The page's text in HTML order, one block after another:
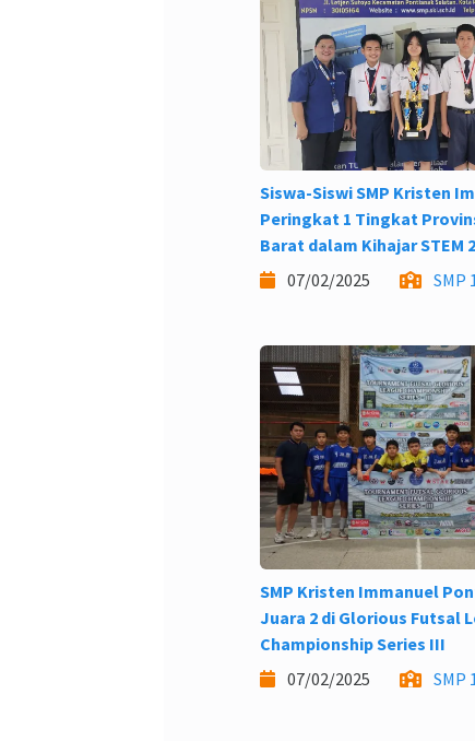
Siswa-Siswi SMP Kristen
Peringkat 1 Tingkat
Barat dalam Kihajar STEM
07/02/2025
SMP 1
SMP Kristen Immanuel
Juara 2 di Glorious Futsal
Championship Series III
07/02/2025
SMP 1